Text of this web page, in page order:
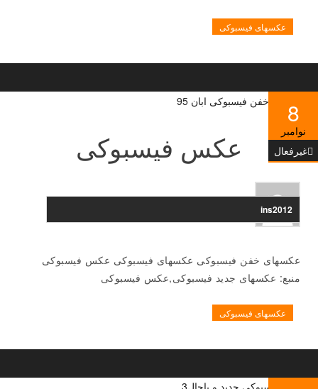
عکسهای فیسبوکی
8
نوامبر
غیرفعال
عکس فیسبوکی
ins2012
عکسهای خفن فیسبوکی عکسهای فیسبوکی عکس فیسبوکی
منبع: عکسهای جدید فیسبوکی,عکس فیسبوکی
عکسهای فیسبوکی